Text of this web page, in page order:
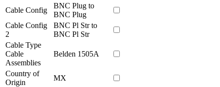
Cable Config
BNC Plug to
BNC Plug
Cable Config
2
BNC Pl Str to
BNC Pl Str
Cable Type
Cable
Assemblies
Belden 1505A
Country of
Origin
MX